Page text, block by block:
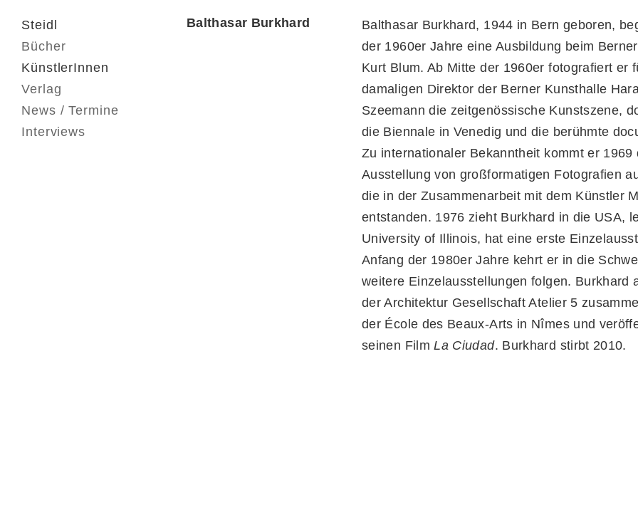
Steidl
Bücher
KünstlerInnen
Verlag
News / Termine
Interviews
Balthasar Burkhard
Balthasar Burkhard, 1944 in Bern geboren,
der 1960er Jahre eine Ausbildung beim
Kurt Blum. Ab Mitte der 1960er fotografiert er
damaligen Direktor der Berner Kunsthalle
Szeemann die zeitgenössische Kunstszene,
die Biennale in Venedig und die berühmte
Zu internationaler Bekanntheit kommt er 1969
Ausstellung von großformatigen Fotografien
die in der Zusammenarbeit mit dem Künstler
entstanden. 1976 zieht Burkhard in die USA,
University of Illinois, hat eine erste
Anfang der 1980er Jahre kehrt er in die
weitere Einzelausstellungen folgen. Burkhard
der Architektur Gesellschaft Atelier 5
der École des Beaux-Arts in Nîmes und
seinen FilmLa Ciudad. Burkhard stirbt 2010.